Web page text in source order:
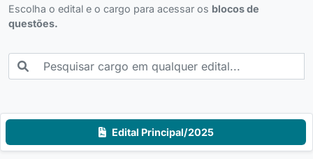
Escolha o edital e o cargo para acessar os blocos de
questões.
Edital Principal/2025